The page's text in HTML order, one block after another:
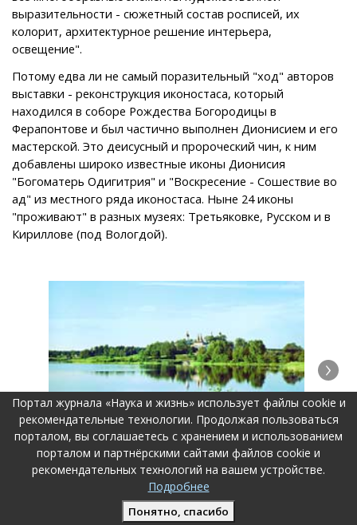
выразительности - сюжетный состав росписей, их
колорит, архитектурное решение интерьера,
освещение".
Потому едва ли не самый поразительный "ход" авторов
выставки - реконструкция иконостаса, который
находился в соборе Рождества Богородицы в
Ферапонтове и был частично выполнен Дионисием и его
мастерской. Это деисусный и пророческий чин, к ним
добавлены широко известные иконы Дионисия
"Богоматерь Одигитрия" и "Воскресение - Сошествие во
ад" из местного ряда иконостаса. Ныне 24 иконы
"проживают" в разных музеях: Третьяковке, Русском и в
Кириллове (под Вологдой).
Один из древнейших в России монастырей - Ферапонтов -
сохранился до наших дней.
Портал журнала «Наука и жизнь» использует файлы cookie и
рекомендательные технологии. Продолжая пользоваться
порталом, вы соглашаетесь с хранением и использованием
порталом и партнёрскими сайтами файлов cookie и
рекомендательных технологий на вашем устройстве.
Подробнее
Понятно, спасибо